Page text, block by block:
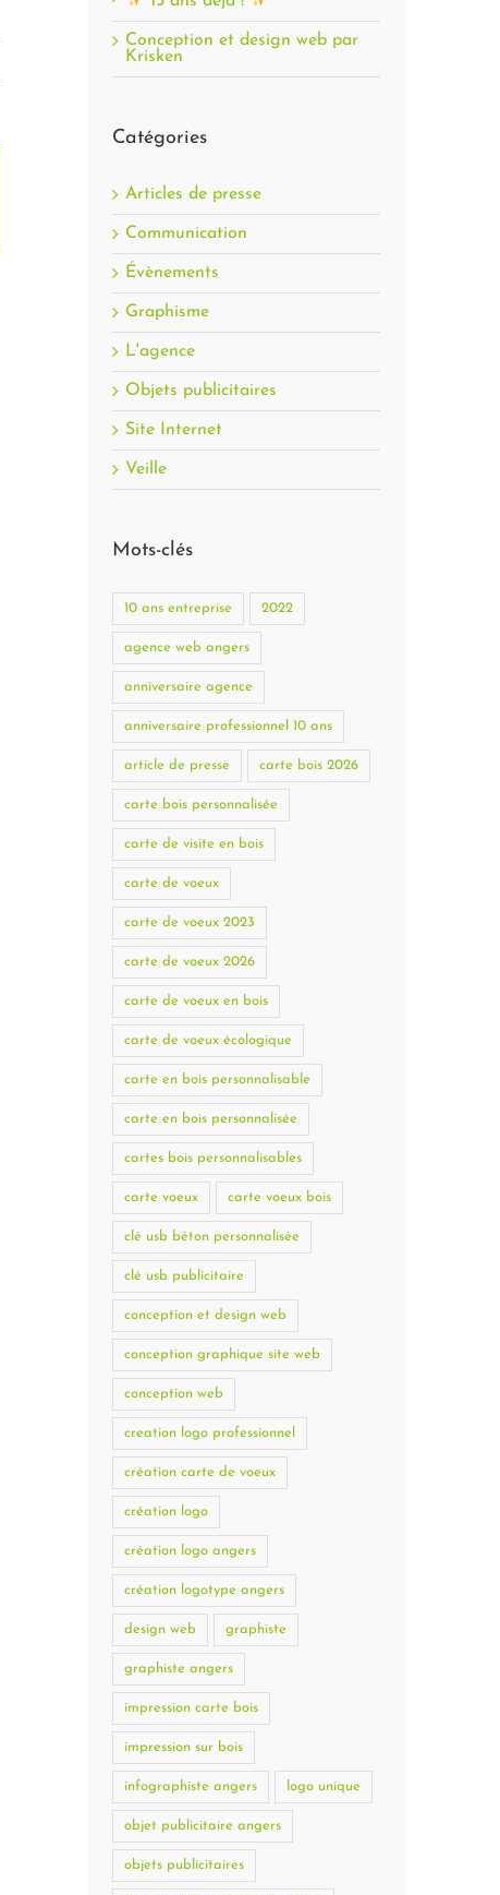
Conception et design web par
Krisken
Catégories
Articles de presse
Communication
Évènements
Graphisme
L'agence
Objets publicitaires
Site Internet
Veille
Mots-clés
10 ans entreprise 2022
agence web angers
anniversaire agence
anniversaire professionnel 10 ans
article de presse carte bois 2026
carte bois personnalisée
carte de visite en bois
carte de voeux
carte de voeux 2023
carte de voeux 2026
carte de voeux en bois
carte de voeux écologique
carte en bois personnalisable
carte en bois personnalisée
cartes bois personnalisables
carte voeux carte voeux bois
clé usb béton personnalisée
clé usb publicitaire
conception et design web
conception graphique site web
conception web
creation logo professionnel
création carte de voeux
création logo
création logo angers
création logotype angers
design web graphiste
graphiste angers
impression carte bois
impression sur bois
infographiste angers logo unique
objet publicitaire angers
objets publicitaires